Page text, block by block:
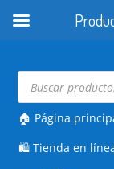
Búsqueda
productos
🏠 Página
🛍️Tienda en